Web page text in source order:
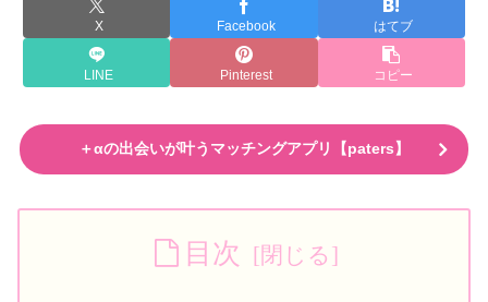
X Facebook はてブ
LINE Pinterest コピー
＋αの出会いが叶うマッチングアプリ【paters】
目次